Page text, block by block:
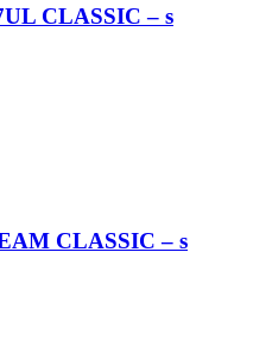
CLASSIC – s
CLASSIC – s